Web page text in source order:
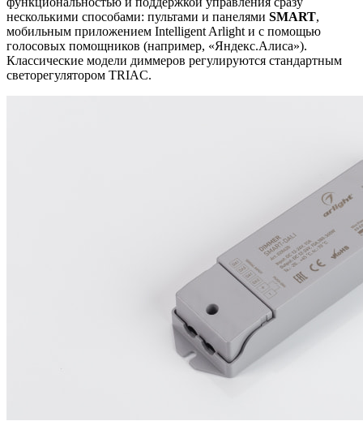
несколькими способами: пультами и панелями SMART,
мобильным приложением Intelligent Arlight и с помощью
голосовых помощников (например, «Яндекс.Алиса»).
Классические модели диммеров регулируются стандартным
светорегулятором TRIAC.